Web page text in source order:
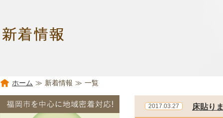
ホーム ≫ 新着情報 ≫ 一覧
2017.03.27 床貼り